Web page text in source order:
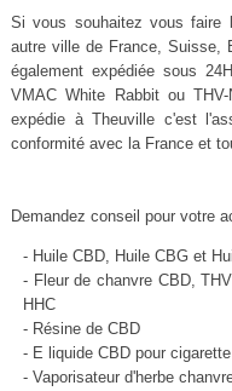
Si vous souhaitez vous faire
autre ville de France, Suisse,
également expédiée sous
VMAC White Rabbit ou
expédie à Theuville c'est
conformité avec la France et
Demandez conseil pour votre
- Huile CBD, Huile CBG et
- Fleur de chanvre CBD,
HHC
- Résine de CBD
- E liquide CBD pour
- Vaporisateur d'herbe